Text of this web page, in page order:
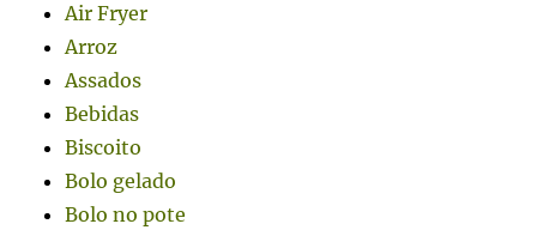
Air Fryer
Arroz
Assados
Bebidas
Biscoito
Bolo gelado
Bolo no pote